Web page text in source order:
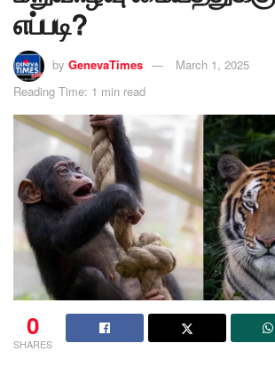
எப்படி?
by GenevaTimes
March 1, 2025
Reading Time: 1 min read
0
SHARES